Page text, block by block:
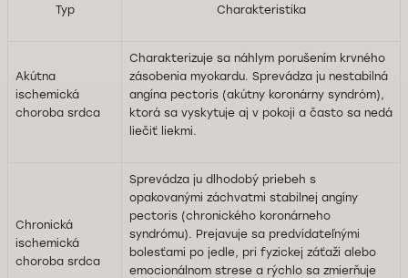
Typ Charakteristika
Akútna
ischemická
choroba srdca
Charakterizuje sa náhlym porušením krvného
zásobenia myokardu. Sprevádza ju nestabilná
angína pectoris (akútny koronárny syndróm),
ktorá sa vyskytuje aj v pokoji a často sa nedá
liečiť liekmi.
Chronická
ischemická
choroba srdca
Sprevádza ju dlhodobý priebeh s
opakovanými záchvatmi stabilnej angíny
pectoris (chronického koronárneho
syndrómu). Prejavuje sa predvídateľnými
bolesťami po jedle, pri fyzickej záťaži alebo
emocionálnom strese a rýchlo sa zmierňuje